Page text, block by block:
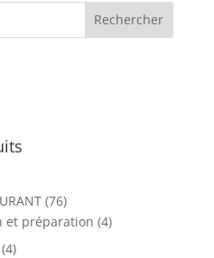
(76)
et préparation (4)
(4)